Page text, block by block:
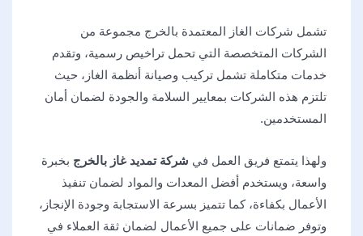
تشمل شركات الغاز المعتمدة بالخرج مجموعة من
الشركات المتخصصة التي تحمل تراخيص رسمية، وتقدم
خدمات متكاملة تشمل تركيب وصيانة أنظمة الغاز، حيث
تلتزم هذه الشركات بمعايير السلامة والجودة لضمان أمان
المستخدمين.
ولهذا يتمتع فريق العمل في شركة تمديد غاز بالخرج بخبرة
واسعة، ويستخدم أفضل المعدات والمواد لضمان تنفيذ
الأعمال بكفاءة، كما تتميز بسرعة الاستجابة وجودة الإنجاز،
وتوفر ضمانات على جميع الأعمال لضمان ثقة العملاء في